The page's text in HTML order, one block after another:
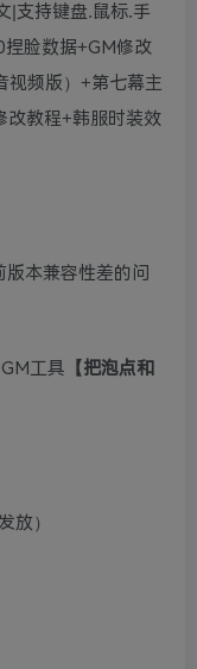
|支持键盘.鼠标.手
脸数据+GM修改
视频版）+第七幕主
改教程+韩服时装效
本兼容性差的问
工具 【把泡点和
放）